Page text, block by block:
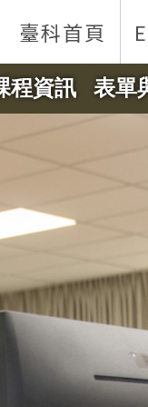
臺科首頁
程資訊 表單